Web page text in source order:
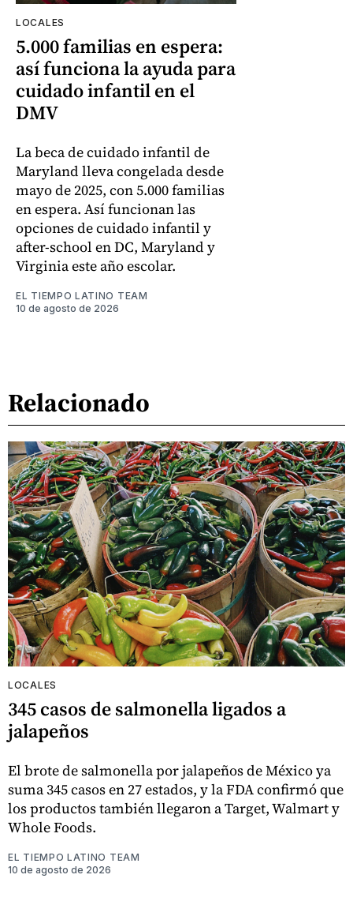
LOCALES
5.000 familias en espera:
así funciona la ayuda para
cuidado infantil en el
DMV
La beca de cuidado infantil de
Maryland lleva congelada desde
mayo de 2025, con 5.000 familias
en espera. Así funcionan las
opciones de cuidado infantil y
after-school en DC, Maryland y
Virginia este año escolar.
EL TIEMPO LATINO TEAM
10 de agosto de 2026
Relacionado
LOCALES
345 casos de salmonella ligados a
jalapeños
El brote de salmonella por jalapeños de México ya
suma 345 casos en 27 estados, y la FDA confirmó que
los productos también llegaron a Target, Walmart y
Whole Foods.
EL TIEMPO LATINO TEAM
10 de agosto de 2026